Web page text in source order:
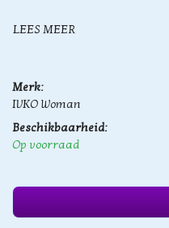
LEES MEER
Merk:
IVKO Woman
Beschikbaarheid:
Op voorraad